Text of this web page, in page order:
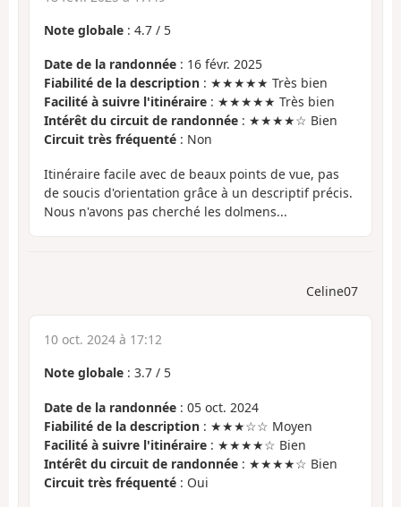
Note globale : 4.7 / 5
Date de la randonnée : 16 févr. 2025
Fiabilité de la description : ★★★★★ Très bien
Facilité à suivre l'itinéraire : ★★★★★ Très bien
Intérêt du circuit de randonnée : ★★★★☆ Bien
Circuit très fréquenté : Non
Itinéraire facile avec de beaux points de vue, pas
de soucis d'orientation grâce à un descriptif précis.
Nous n'avons pas cherché les dolmens...
Celine07
10 oct. 2024 à 17:12
Note globale : 3.7 / 5
Date de la randonnée : 05 oct. 2024
Fiabilité de la description : ★★★☆☆ Moyen
Facilité à suivre l'itinéraire : ★★★★☆ Bien
Intérêt du circuit de randonnée : ★★★★☆ Bien
Circuit très fréquenté : Oui